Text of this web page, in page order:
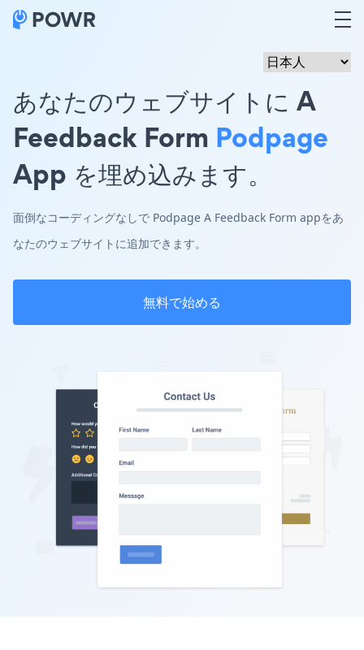
あなたのウェブサイトに A
Feedback Form Podpage
App を埋め込みます。
面倒なコーディングなしで Podpage A Feedback Form appをあ
なたのウェブサイトに追加できます。
無料で始める